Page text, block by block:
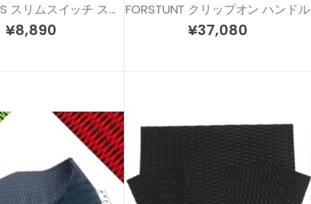
DIXER PARTS スリムスイッチ スタント車両へ、ヘッドライトスイッチにも！
¥8,890
FORSTUNT クリップオン ハンドル
¥37,080